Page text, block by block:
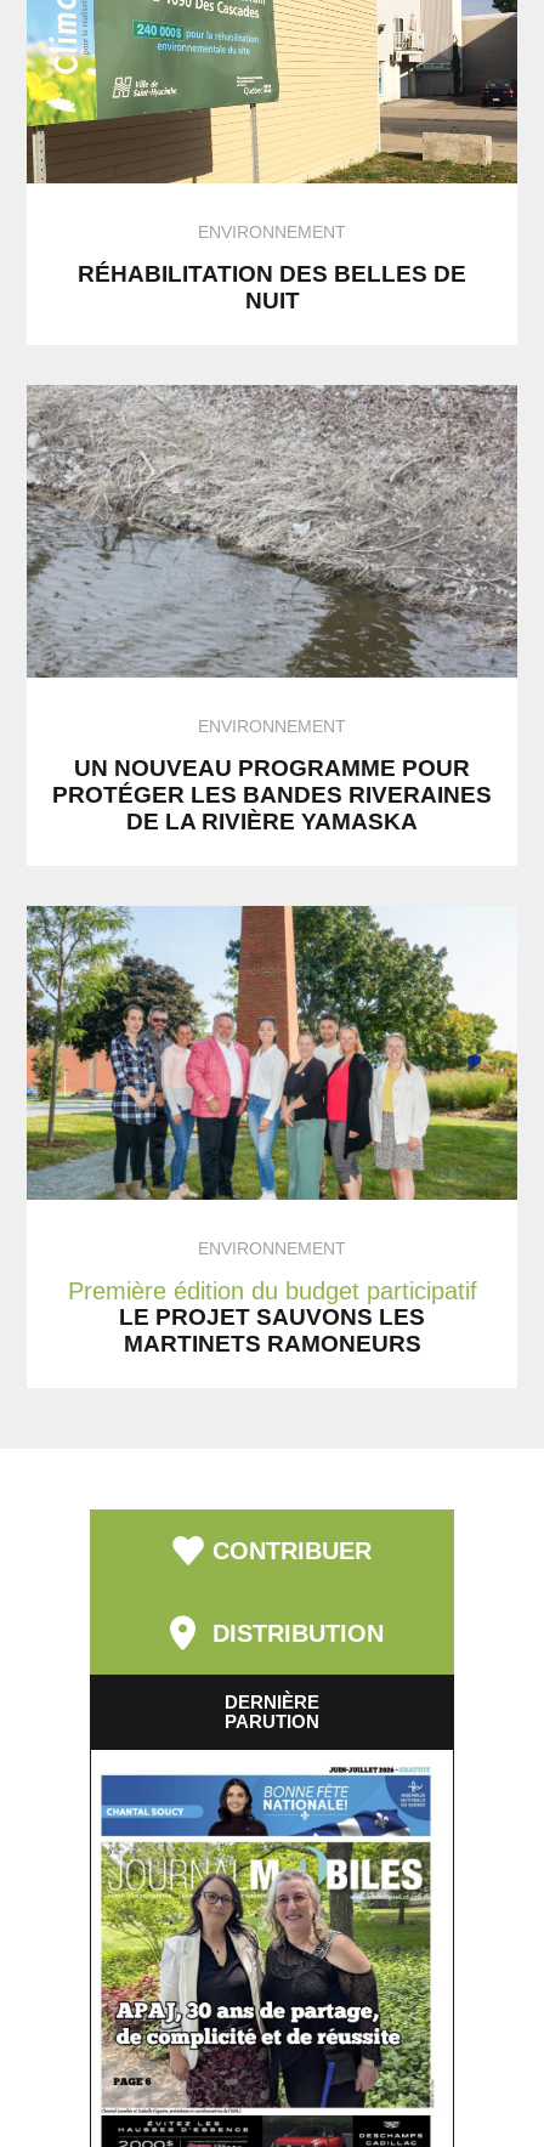
ENVIRONNEMENT
RÉHABILITATION DES BELLES DE
NUIT
ENVIRONNEMENT
UN NOUVEAU PROGRAMME POUR
PROTÉGER LES BANDES RIVERAINES
DE LA RIVIÈRE YAMASKA
ENVIRONNEMENT
Première édition du budget participatif
LE PROJET SAUVONS LES
MARTINETS RAMONEURS
CONTRIBUER
DISTRIBUTION
DERNIÈRE
PARUTION